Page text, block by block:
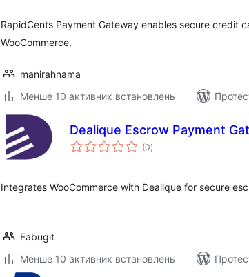
RapidCents Payment Gateway enables secure credit
WooCommerce.
manirahnama
Менше 10 активних встановлень
Dealique Escrow Payment
(0загальний
рейтинг
)
Integrates WooCommerce with Dealique for secure
Fabugit
Менше 10 активних встановлень